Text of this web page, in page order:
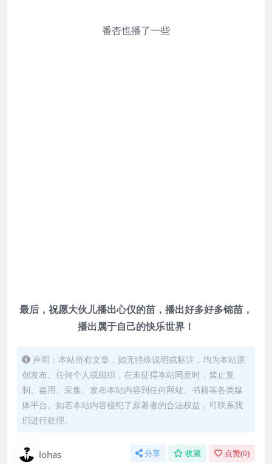
番杏也播了一些
最后，祝愿大伙儿播出心仪的苗，播出好多好多锦苗，
播出属于自己的快乐世界！
声明：本站所有文章，如无特殊说明或标注，均为本站原
创发布。任何个人或组织，在未征得本站同意时，禁止复
制、盗用、采集、发布本站内容到任何网站、书籍等各类媒
体平台。如若本站内容侵犯了原著者的合法权益，可联系我
们进行处理。
lohas 分享 收藏 点赞(0)